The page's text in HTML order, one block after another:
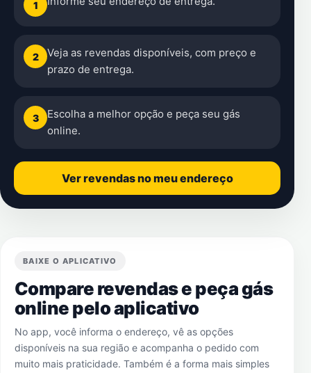
1
2
Veja as revendas disponíveis, com preço e
prazo de entrega.
3
Escolha a melhor opção e peça seu gás
online.
Ver revendas no meu endereço
BAIXE O APLICATIVO
Compare revendas e peça gás
online pelo aplicativo
No app, você informa o endereço, vê as opções
disponíveis na sua região e acompanha o pedido com
muito mais praticidade. Também é a forma mais simples